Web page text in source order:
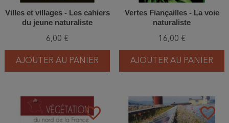
Villes et villages - Les cahiers
du jeune naturaliste
6,00 €
AJOUTER AU PANIER
Vertes Fiançailles - La voie
naturaliste
16,00 €
AJOUTER AU PANIER
favorite_border favorite_border